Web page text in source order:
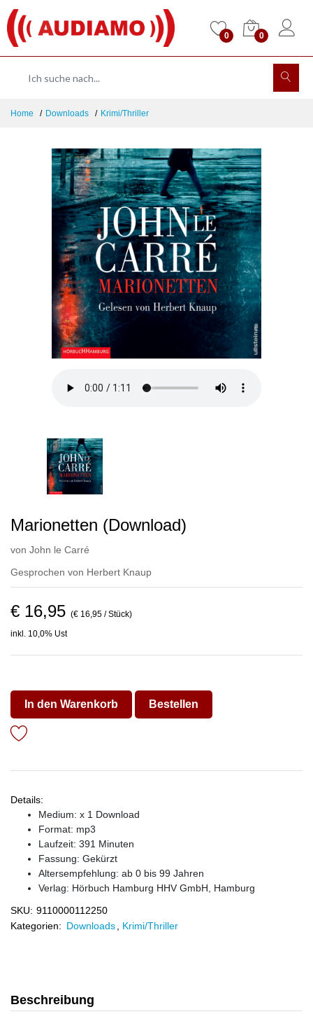
0 0
Home Downloads Krimi/Thriller
Marionetten (Download)
von John le Carré
Gesprochen von Herbert Knaup
€ 16,95 (€ 16,95 / Stück)
inkl. 10,0% Ust
In den Warenkorb Bestellen
Details:
Medium: x 1 Download
Format: mp3
Laufzeit: 391 Minuten
Fassung: Gekürzt
Altersempfehlung: ab 0 bis 99 Jahren
Verlag: Hörbuch Hamburg HHV GmbH, Hamburg
SKU: 9110000112250
Kategorien: Downloads Krimi/Thriller
Beschreibung